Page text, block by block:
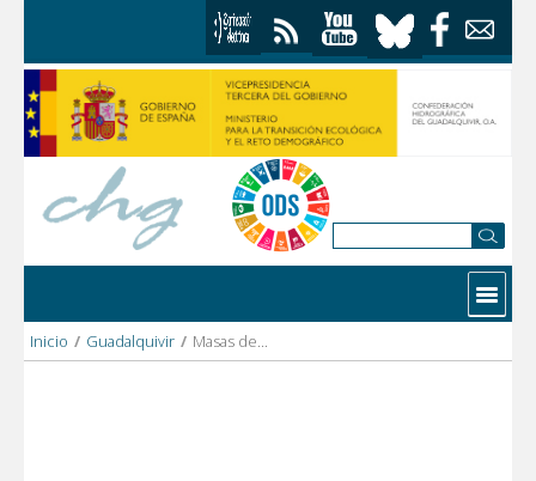
Contactar
Inicio / Guadalquivir / Masas de aguas en riesgo